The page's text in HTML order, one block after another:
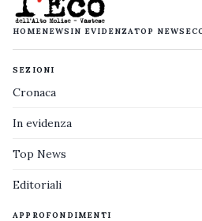
HOMENEWS IN EVIDENZATOP NEWS
SEZIONI
Cronaca
In evidenza
Top News
Editoriali
APPROFONDIMENTI